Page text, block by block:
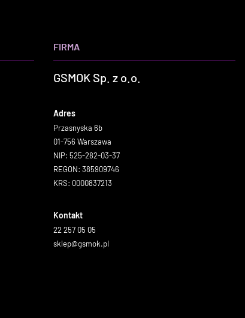
FIRMA
GSMOK Sp. z o.o.
Adres
Przasnyska 6b
01-756 Warszawa
NIP: 525-282-03-37
REGON: 385909746
KRS: 0000837213
Kontakt
22 257 05 05
sklep@gsmok.pl